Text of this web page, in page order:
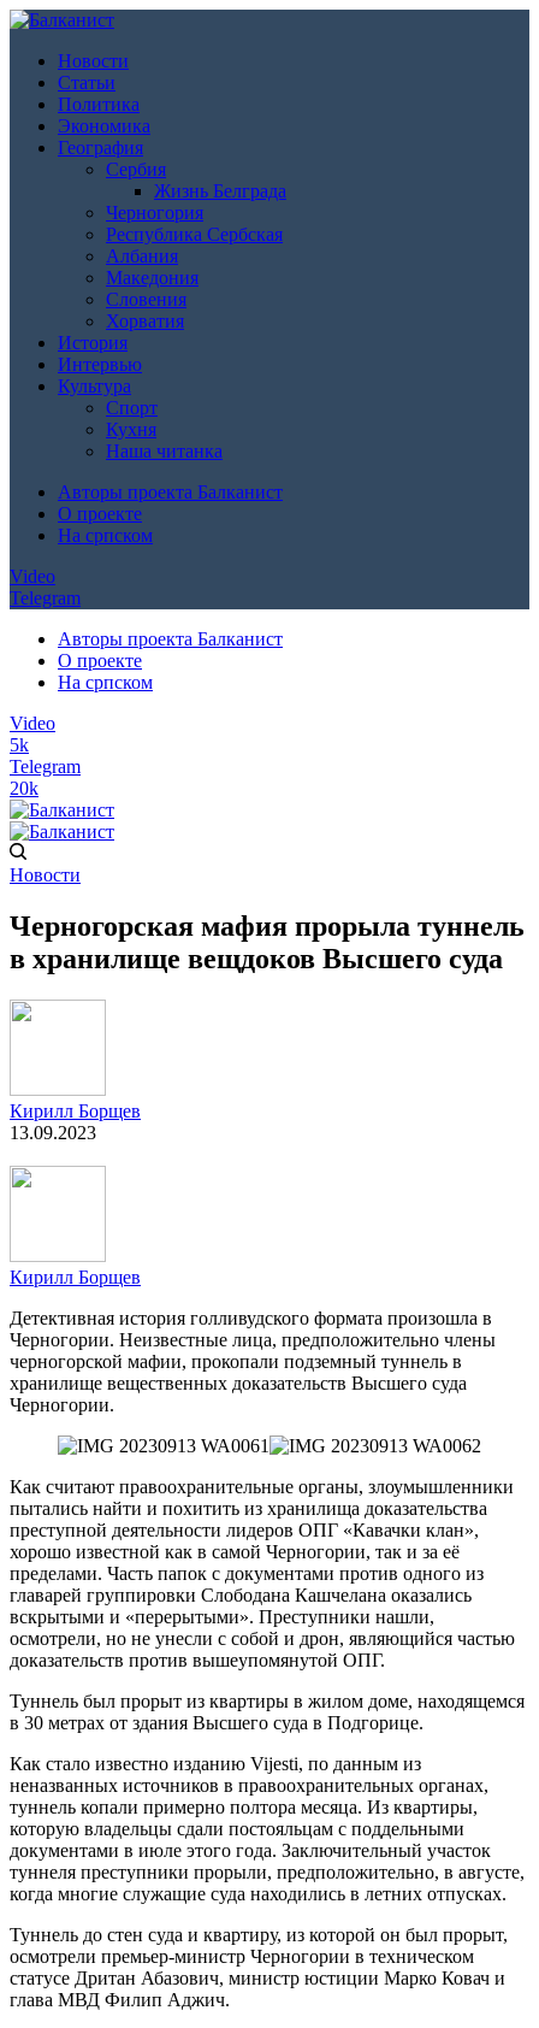
Новости
Статьи
Политика
Экономика
География
Сербия
Жизнь Белграда
Черногория
Республика Сербская
Албания
Македония
Словения
Хорватия
История
Интервью
Культура
Спорт
Кухня
Наша читанка
Авторы проекта Балканист
О проекте
На српском
Video
Telegram
Авторы проекта Балканист
О проекте
На српском
Video
5k
Telegram
20k
Новости
Черногорская мафия прорыла туннель
в хранилище вещдоков Высшего суда
Кирилл Борщев
13.09.2023
Кирилл Борщев
Детективная история голливудского формата произошла в
Черногории. Неизвестные лица, предположительно члены
черногорской мафии, прокопали подземный туннель в
хранилище вещественных доказательств Высшего суда
Черногории.
Как считают правоохранительные органы, злоумышленники
пытались найти и похитить из хранилища доказательства
преступной деятельности лидеров ОПГ «Кавачки клан»,
хорошо известной как в самой Черногории, так и за её
пределами. Часть папок с документами против одного из
главарей группировки Слободана Кашчелана оказались
вскрытыми и «перерытыми». Преступники нашли,
осмотрели, но не унесли с собой и дрон, являющийся частью
доказательств против вышеупомянутой ОПГ.
Туннель был прорыт из квартиры в жилом доме, находящемся
в 30 метрах от здания Высшего суда в Подгорице.
Как стало известно изданию Vijesti, по данным из
неназванных источников в правоохранительных органах,
туннель копали примерно полтора месяца. Из квартиры,
которую владельцы сдали постояльцам с поддельными
документами в июле этого года. Заключительный участок
туннеля преступники прорыли, предположительно, в августе,
когда многие служащие суда находились в летних отпусках.
Туннель до стен суда и квартиру, из которой он был прорыт,
осмотрели премьер-министр Черногории в техническом
статусе Дритан Абазович, министр юстиции Марко Ковач и
глава МВД Филип Аджич.